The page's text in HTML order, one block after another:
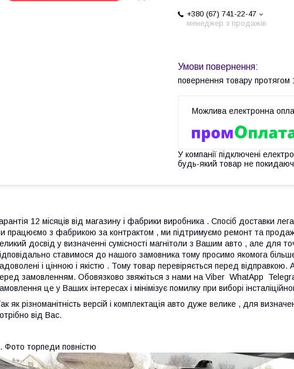
+380 (67) 741-22-47
менеджер з продажів
повернення товару протягом
У компанії підключені
будь-який товар не
12 місяців від магазину і фабрики виробника . Спосіб доставки
працюємо з фабрикою за контрактом , ми підтримуємо ремонт та
досвід у визначенні сумісності магнітоли з Вашим авто , але для
ставимося до нашого замовника тому просимо якомога
і цінною і якістю . Тому товар перевіряється перед
замовленням. Обовязково звяжіться з нами на Viber WhatApp
це у Ваших інтересах і мінімізує помилку при виборі
як різноманітність версій і комплектація авто дуже велике , для
від Вас.
Фото торпеди повністю